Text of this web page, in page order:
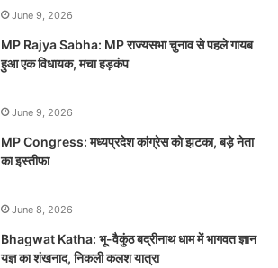
June 9, 2026
MP Rajya Sabha: MP राज्यसभा चुनाव से पहले गायब
हुआ एक विधायक, मचा हड़कंप
June 9, 2026
MP Congress: मध्यप्रदेश कांग्रेस को झटका, बड़े नेता
का इस्तीफा
June 8, 2026
Bhagwat Katha: भू-वैकुंठ बद्रीनाथ धाम में भागवत ज्ञान
यज्ञ का शंखनाद, निकली कलश यात्रा